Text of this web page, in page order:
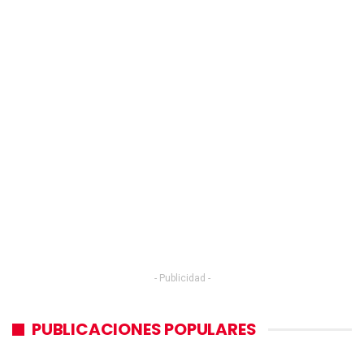
- Publicidad -
PUBLICACIONES POPULARES